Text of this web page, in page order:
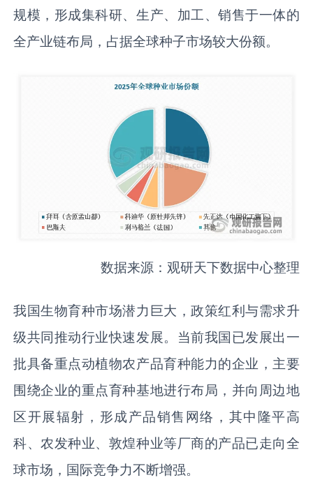
规模，形成集科研、生产、加工、销售于一体的
全产业链布局，占据全球种子市场较大份额。
数据来源：观研天下数据中心整理
我国生物育种市场潜力巨大，政策红利与需求升
级共同推动行业快速发展。当前我国已发展出一
批具备重点动植物农产品育种能力的企业，主要
围绕企业的重点育种基地进行布局，并向周边地
区开展辐射，形成产品销售网络，其中隆平高
科、农发种业、敦煌种业等厂商的产品已走向全
球市场，国际竞争力不断增强。